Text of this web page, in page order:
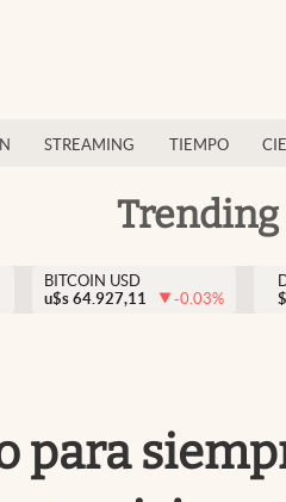
STREAMING TIEMPO
Trending
BITCOIN USD
u$s 64.927,11 -0.03%
$
para